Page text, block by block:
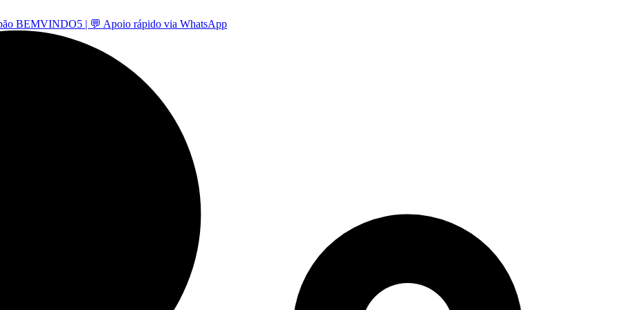
BEMVINDO5 | 💬 Apoio rápido via WhatsApp